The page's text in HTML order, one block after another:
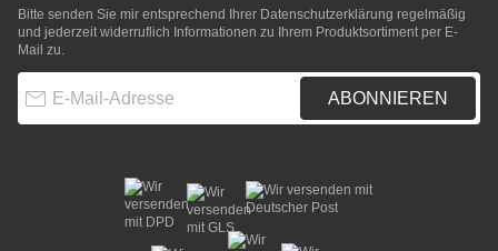
Bitte senden Sie mir entsprechend Ihrer Datenschutzerklärung regelmäßig
und jederzeit widerruflich Informationen zu Ihrem Produktsortiment per E-
Mail zu.
ABONNIEREN